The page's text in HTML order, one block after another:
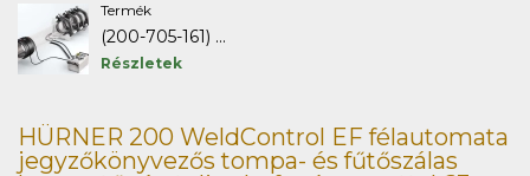
Termék
(200-705-161) ...
Részletek
HÜRNER 200 WeldControl EF félautomata
jegyzőkönyvezős tompa- és fűtőszálas